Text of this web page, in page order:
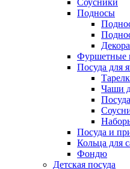
Соусники
Подносы
Фуршетные
Посуда для
Чаши
Посуда и
Кольца для
Фондю
Детская посуда